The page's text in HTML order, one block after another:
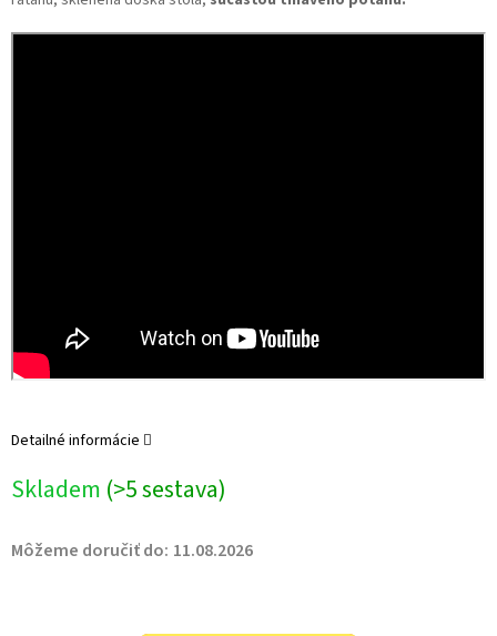
Skladem (>5 sestava)
Môžeme doručiť do: 11.08.2026
Detailné informácie